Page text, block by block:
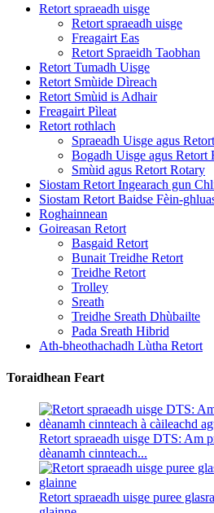
Retort spraeadh uisge
Retort spraeadh uisge
Freagairt Eas
Retort Spraeidh Taobhan
Retort Tumadh Uisge
Retort Smùide Dìreach
Retort Smùid is Adhair
Freagairt Pìleat
Retort rothlach
Spraeadh Uisge agus
Bogadh Uisge agus Retort
Smùid agus Retort Rotary
Siostam Retort Ingearach gun
Siostam Retort Baidse Fèin-
Roghainnean
Goireasan Retort
Basgaid Retort
Bunait Treidhe Retort
Treidhe Retort
Trolley
Sreath
Treidhe Sreath Dhùbailte
Pada Sreath Hibrid
Ath-bheothachadh Lùtha Retort
Toraidhean Feart
Retort spraeadh uisge DTS: Am
dèanamh cinnteach...
Retort spraeadh uisge puree